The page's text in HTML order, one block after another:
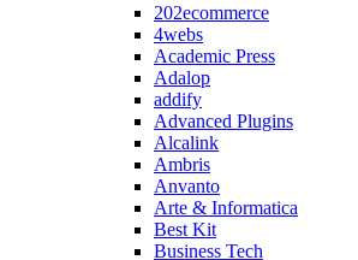
202ecommerce
4webs
Academic Press
Adalop
addify
Advanced Plugins
Alcalink
Ambris
Anvanto
Arte & Informatica
Best Kit
Business Tech